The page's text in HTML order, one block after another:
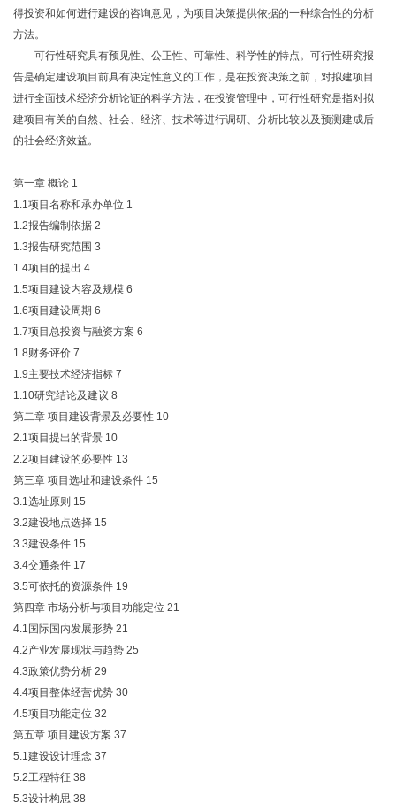
得投资和如何进行建设的咨询意见，为项目决策提供依据的一种综合性的分析
方法。
可行性研究具有预见性、公正性、可靠性、科学性的特点。可行性研究报
告是确定建设项目前具有决定性意义的工作，是在投资决策之前，对拟建项目
进行全面技术经济分析论证的科学方法，在投资管理中，可行性研究是指对拟
建项目有关的自然、社会、经济、技术等进行调研、分析比较以及预测建成后
的社会经济效益。
第一章 概论 1
1.1项目名称和承办单位 1
1.2报告编制依据 2
1.3报告研究范围 3
1.4项目的提出 4
1.5项目建设内容及规模 6
1.6项目建设周期 6
1.7项目总投资与融资方案 6
1.8财务评价 7
1.9主要技术经济指标 7
1.10研究结论及建议 8
第二章 项目建设背景及必要性 10
2.1项目提出的背景 10
2.2项目建设的必要性 13
第三章 项目选址和建设条件 15
3.1选址原则 15
3.2建设地点选择 15
3.3建设条件 15
3.4交通条件 17
3.5可依托的资源条件 19
第四章 市场分析与项目功能定位 21
4.1国际国内发展形势 21
4.2产业发展现状与趋势 25
4.3政策优势分析 29
4.4项目整体经营优势 30
4.5项目功能定位 32
第五章 项目建设方案 37
5.1建设设计理念 37
5.2工程特征 38
5.3设计构思 38